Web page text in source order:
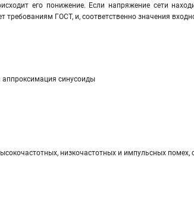
его понижение. Если напряжение сети
требованиям ГОСТ, и, соответственно значения
аппроксимация синусоиды
низкочастотных и импульсных помех,